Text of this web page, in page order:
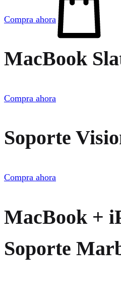
Compra ahora
MacBook
Compra ahora
Soporte
Compra ahora
MacBook +
Soporte